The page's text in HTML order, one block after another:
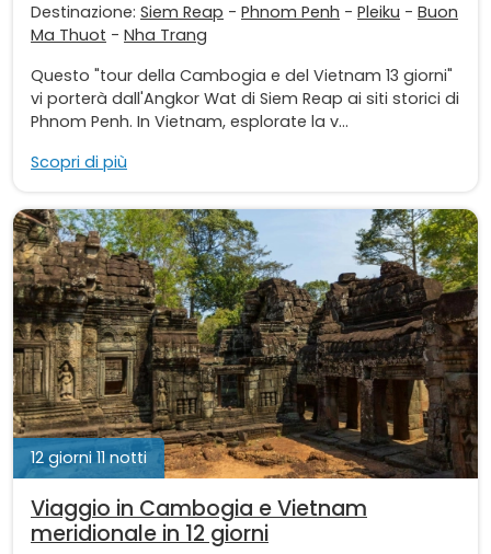
Destinazione: Siem Reap - Phnom Penh - Pleiku - Buon
Ma Thuot - Nha Trang
Questo "tour della Cambogia e del Vietnam 13 giorni"
vi porterà dall'Angkor Wat di Siem Reap ai siti storici di
Phnom Penh. In Vietnam, esplorate la v...
Scopri di più
12 giorni 11 notti
Viaggio in Cambogia e Vietnam
meridionale in 12 giorni